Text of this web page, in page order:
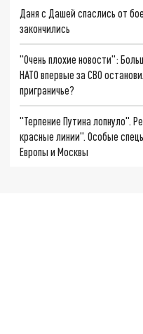
Даня с Дашей спаслись от
закончились
"Очень плохие новости":
НАТО впервые за СВО
приграничье?
"Терпение Путина лопнуло".
красные линии". Особые
Европы и Москвы